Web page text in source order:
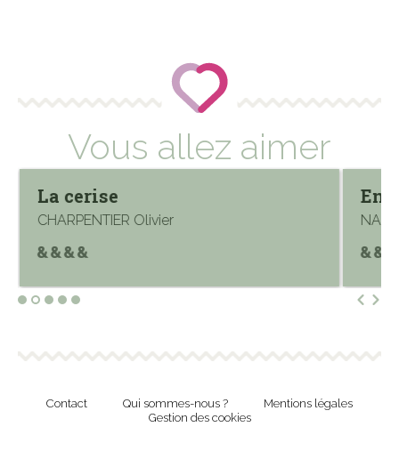
Vous allez aimer
La cerise
CHARPENTIER Olivier
En
Contact Qui sommes-nous ?
Mentions légales
Gestion des cookies